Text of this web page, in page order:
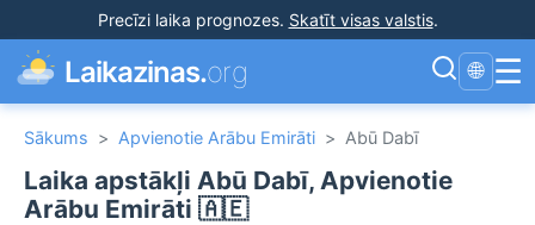
Precīzi laika prognozes. Skatīt visas valstis.
Laikazinas.org 🌐 ☰
Sākums > Apvienotie Arābu Emirāti > Abū Dabī
Laika apstākļi Abū Dabī, Apvienotie
Arābu Emirāti 🇦🇪